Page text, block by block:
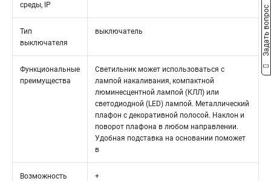
среды, IP
Тип
выключателя
выключатель
Функциональные
преимущества
Светильник может использоваться с
лампой накаливания, компактной
люминесцентной лампой (КЛЛ) или
светодиодной (LED) лампой. Металлический
плафон с декоративной полосой. Наклон и
поворот плафона в любом направлении.
Удобная подставка на основании поможет
в
Возможность
+
Задать вопрос